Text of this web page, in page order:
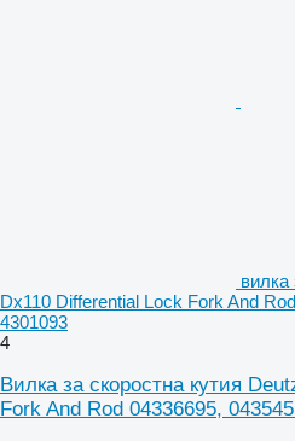
вилка
Dx110 Differential Lock Fork And
4301093
4
Вилка за скоростна кутия
Fork And Rod 04336695,